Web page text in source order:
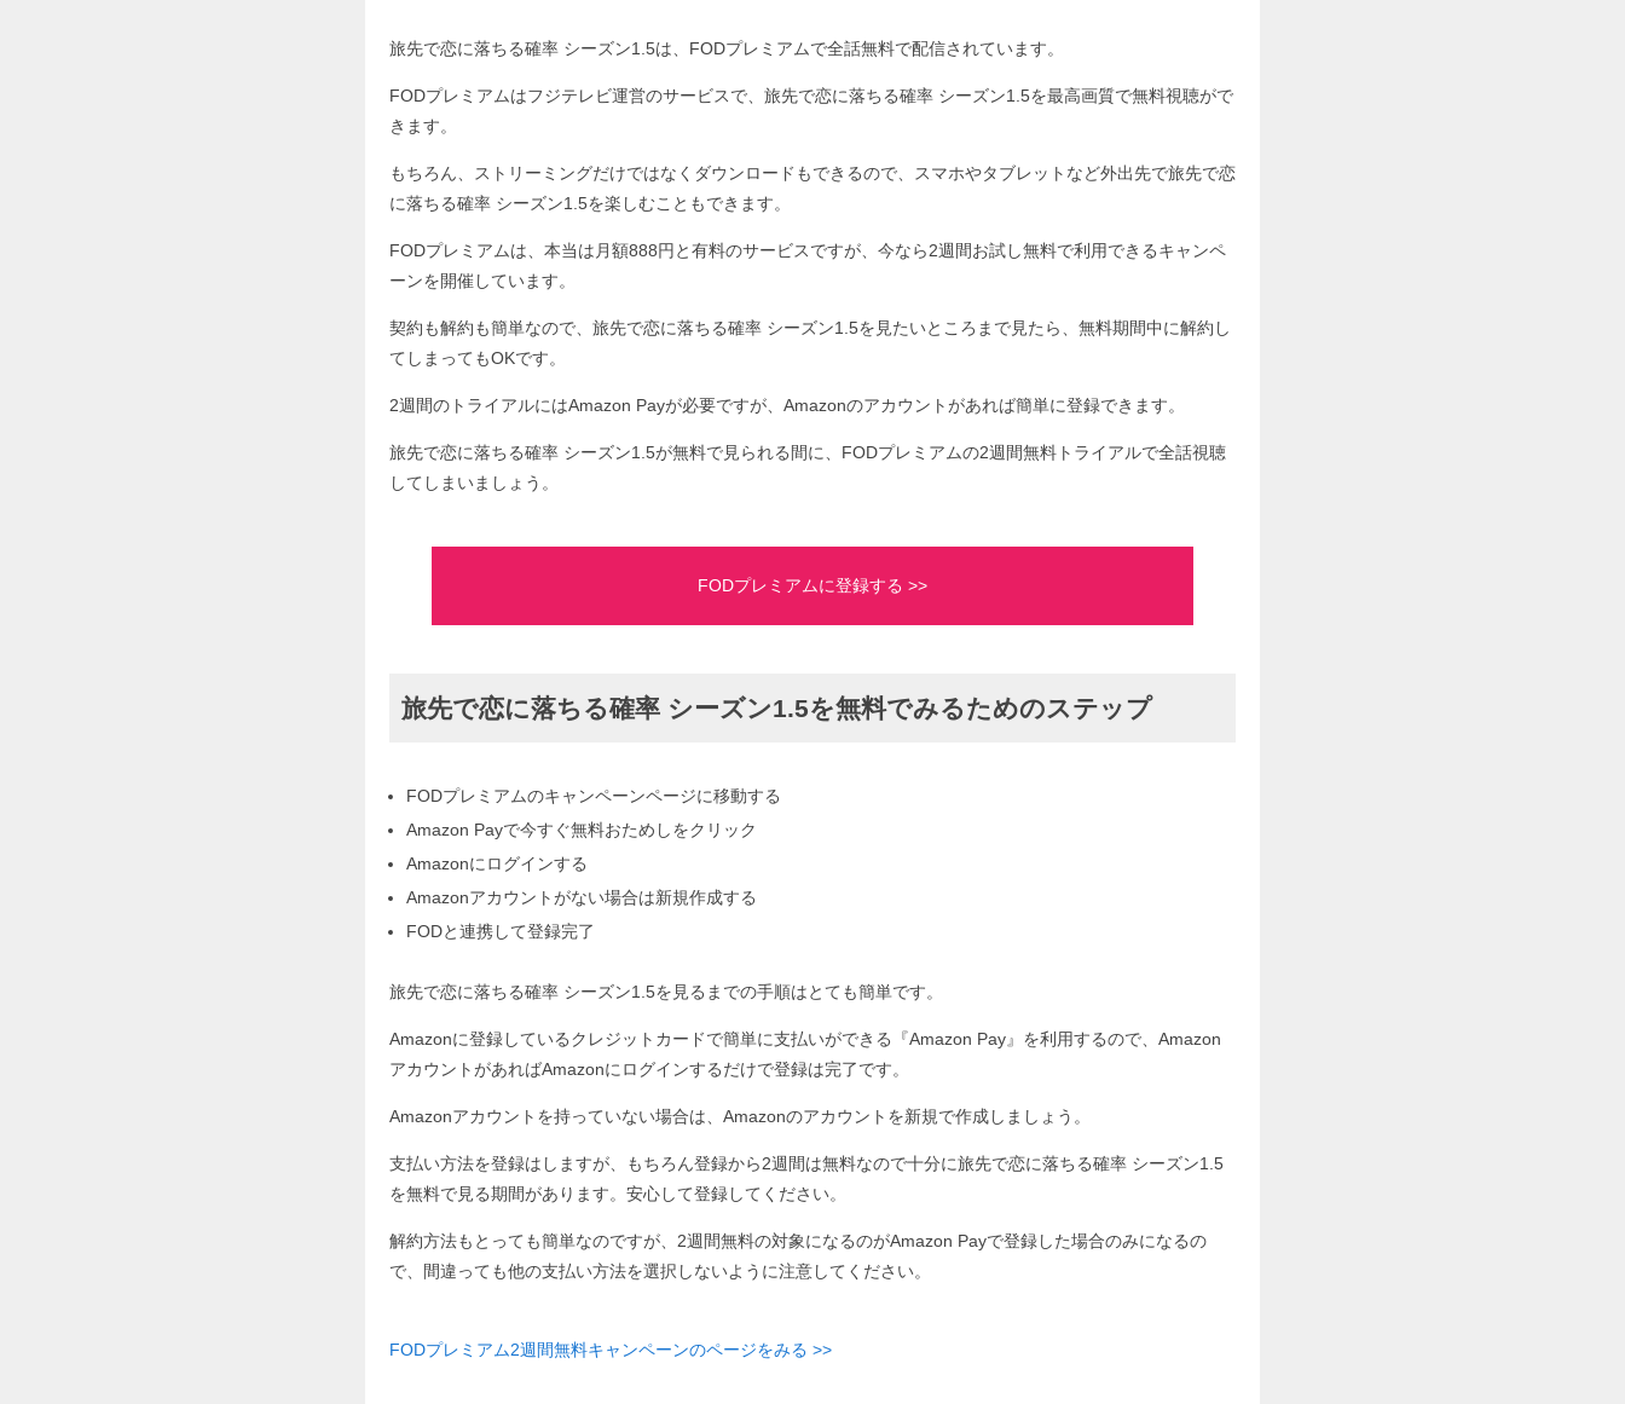
旅先で恋に落ちる確率 シーズン1.5は、FODプレミアムで全話無料で配信されています。
FODプレミアムはフジテレビ運営のサービスで、旅先で恋に落ちる確率 シーズン1.5を最高画質で無料視聴がで
きます。
もちろん、ストリーミングだけではなくダウンロードもできるので、スマホやタブレットなど外出先で旅先で恋
に落ちる確率 シーズン1.5を楽しむこともできます。
FODプレミアムは、本当は月額888円と有料のサービスですが、今なら2週間お試し無料で利用できるキャンペ
ーンを開催しています。
契約も解約も簡単なので、旅先で恋に落ちる確率 シーズン1.5を見たいところまで見たら、無料期間中に解約し
てしまってもOKです。
2週間のトライアルにはAmazon Payが必要ですが、Amazonのアカウントがあれば簡単に登録できます。
旅先で恋に落ちる確率 シーズン1.5が無料で見られる間に、FODプレミアムの2週間無料トライアルで全話視聴
してしまいましょう。
FODプレミアムに登録する >>
旅先で恋に落ちる確率 シーズン1.5を無料でみるためのステップ
FODプレミアムのキャンペーンページに移動する
Amazon Payで今すぐ無料おためしをクリック
Amazonにログインする
Amazonアカウントがない場合は新規作成する
FODと連携して登録完了
旅先で恋に落ちる確率 シーズン1.5を見るまでの手順はとても簡単です。
Amazonに登録しているクレジットカードで簡単に支払いができる『Amazon Pay』を利用するので、Amazon
アカウントがあればAmazonにログインするだけで登録は完了です。
Amazonアカウントを持っていない場合は、Amazonのアカウントを新規で作成しましょう。
支払い方法を登録はしますが、もちろん登録から2週間は無料なので十分に旅先で恋に落ちる確率 シーズン1.5
を無料で見る期間があります。安心して登録してください。
解約方法もとっても簡単なのですが、2週間無料の対象になるのがAmazon Payで登録した場合のみになるの
で、間違っても他の支払い方法を選択しないように注意してください。
FODプレミアム2週間無料キャンペーンのページをみる >>